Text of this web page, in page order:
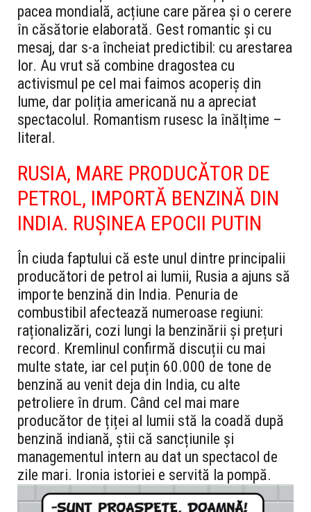
pacea mondială, acțiune care părea și o cerere
în căsătorie elaborată. Gest romantic și cu
mesaj, dar s-a încheiat predictibil: cu arestarea
lor. Au vrut să combine dragostea cu
activismul pe cel mai faimos acoperiș din
lume, dar poliția americană nu a apreciat
spectacolul. Romantism rusesc la înălțime –
literal.
RUSIA, MARE PRODUCĂTOR DE
PETROL, IMPORTĂ BENZINĂ DIN
INDIA. RUȘINEA EPOCII PUTIN
În ciuda faptului că este unul dintre principalii
producători de petrol ai lumii, Rusia a ajuns să
importe benzină din India. Penuria de
combustibil afectează numeroase regiuni:
raționalizări, cozi lungi la benzinării și prețuri
record. Kremlinul confirmă discuții cu mai
multe state, iar cel puțin 60.000 de tone de
benzină au venit deja din India, cu alte
petroliere în drum. Când cel mai mare
producător de țiței al lumii stă la coadă după
benzină indiană, știi că sancțiunile și
managementul intern au dat un spectacol de
zile mari. Ironia istoriei e servită la pompă.